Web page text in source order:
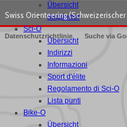
Übersicht
Mitglieder
Sci-O
Übersicht
Indirizzi
Informazioni
Sport d'élite
Regolamento di Sci-O
Lista punti
Bike-O
Übersicht
Swiss Orienteering
Datenschutzrichtlinie Suche via